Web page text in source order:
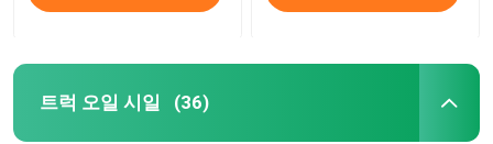
트럭 오일 시일 (36)